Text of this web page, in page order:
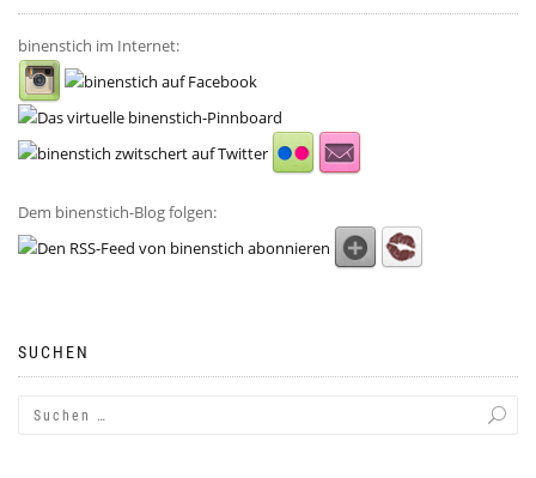
binenstich im Internet:
Dem binenstich-Blog folgen:
SUCHEN